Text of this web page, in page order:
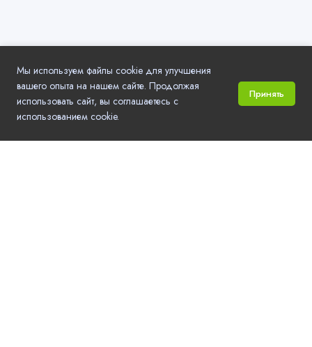
Мы используем файлы cookie для улучшения
вашего опыта на нашем сайте. Продолжая
использовать сайт, вы соглашаетесь с
использованием cookie.
Принять